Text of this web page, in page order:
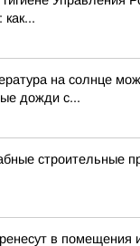
на солнце
дожди с...
строительные
в помещения